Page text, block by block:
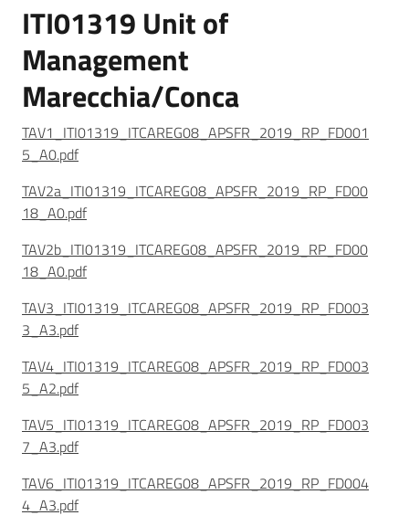
ITI01319 Unit of
Management
Marecchia/Conca
TAV1_ITI01319_ITCAREG08_APSFR_2019_RP_FD001
5_A0.pdf
TAV2a_ITI01319_ITCAREG08_APSFR_2019_RP_FD00
18_A0.pdf
TAV2b_ITI01319_ITCAREG08_APSFR_2019_RP_FD00
18_A0.pdf
TAV3_ITI01319_ITCAREG08_APSFR_2019_RP_FD003
3_A3.pdf
TAV4_ITI01319_ITCAREG08_APSFR_2019_RP_FD003
5_A2.pdf
TAV5_ITI01319_ITCAREG08_APSFR_2019_RP_FD003
7_A3.pdf
TAV6_ITI01319_ITCAREG08_APSFR_2019_RP_FD004
4_A3.pdf